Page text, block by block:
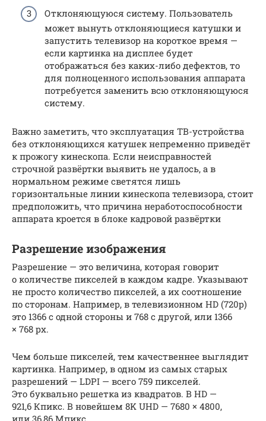
Отклоняющуюся систему. Пользователь
может вынуть отклоняющиеся катушки и
запустить телевизор на короткое время —
если картинка на дисплее будет
отображаться без каких-либо дефектов, то
для полноценного использования аппарата
потребуется заменить всю отклоняющуюся
систему.
Важно заметить, что эксплуатация TB-устройства
без отклоняющихся катушек непременно приведёт
к прожогу кинескопа. Если неисправностей
строчной развёртки выявить не удалось, а в
нормальном режиме светятся лишь
горизонтальные линии кинескопа телевизора, стоит
предположить, что причина неработоспособности
аппарата кроется в блоке кадровой развёртки
Разрешение изображения
Разрешение — это величина, которая говорит
о количестве пикселей в каждом кадре. Указывают
не просто количество пикселей, а их соотношение
по сторонам. Например, в телевизионном HD (720p)
это 1366 с одной стороны и 768 с другой, или 1366
× 768 px.
Чем больше пикселей, тем качественнее выглядит
картинка. Например, в одном из самых старых
разрешений — LDPI — всего 759 пикселей.
Это буквально решетка из квадратов. В HD —
921,6 Кпикс. В новейшем 8K UHD — 7680 × 4800,
или 36,86 Мпикс.